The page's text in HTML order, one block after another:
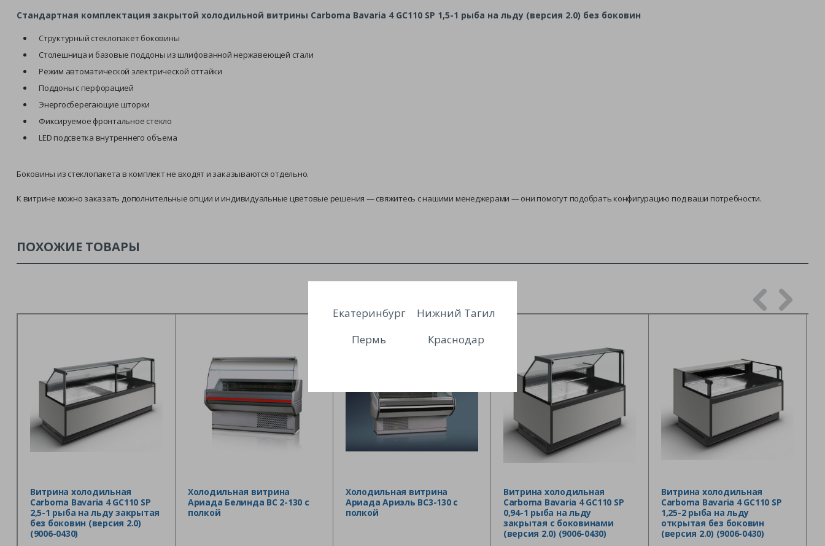
Стандартная комплектация закрытой холодильной витрины Carboma Bavaria 4 GC110 SP 1,5-1 рыба на льду (версия 2.0) без боковин
Структурный стеклопакет боковины
Столешница и базовые поддоны из шлифованной нержавеющей стали
Режим автоматической электрической оттайки
Поддоны с перфорацией
Энергосберегающие шторки
Фиксируемое фронтальное стекло
LED подсветка внутреннего объема
Боковины из стеклопакета в комплект не входят и заказываются отдельно.
К витрине можно заказать дополнительные опции и индивидуальные цветовые решения — свяжитесь с нашими менеджерами — они помогут подобрать конфигурацию под ваши потребности.
ПОХОЖИЕ ТОВАРЫ
Витрина холодильная
Carboma Bavaria 4 GC110 SP
2,5-1 рыба на льду закрытая
без боковин (версия 2.0)
(9006-0430)
Холодильная витрина
Ариада Белинда ВС 2-130 с
полкой
Холодильная витрина
Ариада Ариэль ВС3-130 с
полкой
Витрина холодильная
Carboma Bavaria 4 GC110 SP
0,94-1 рыба на льду
закрытая с боковинами
(версия 2.0) (9006-0430)
Витрина холодильная
Carboma Bavaria 4 GC110 SP
1,25-2 рыба на льду
открытая без боковин
(версия 2.0) (9006-0430)
Екатеринбург
Нижний Тагил
Пермь
Краснодар